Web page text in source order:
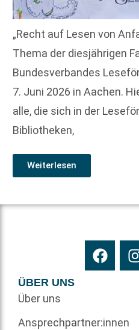
„Recht auf Lesen von
Thema der diesjährigen
Bundesverbandes
7. Juni 2026 in Aachen.
alle, die sich in der
Bibliotheken,
Weiterlesen
ÜBER UNS
Über uns
Ansprechpartner:innen